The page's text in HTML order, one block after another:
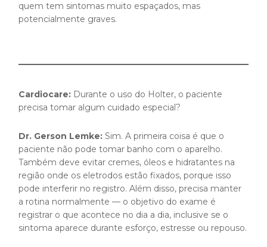
quem tem sintomas muito espaçados, mas
potencialmente graves.
Cardiocare: Durante o uso do Holter, o paciente
precisa tomar algum cuidado especial?
Dr. Gerson Lemke: Sim. A primeira coisa é que o
paciente não pode tomar banho com o aparelho.
Também deve evitar cremes, óleos e hidratantes na
região onde os eletrodos estão fixados, porque isso
pode interferir no registro. Além disso, precisa manter
a rotina normalmente — o objetivo do exame é
registrar o que acontece no dia a dia, inclusive se o
sintoma aparece durante esforço, estresse ou repouso.